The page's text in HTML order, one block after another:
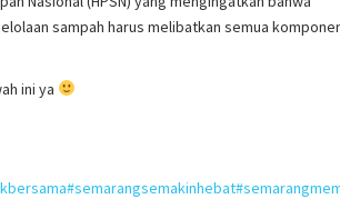
sampah harus melibatkan semua
ini ya
#semarangsemakinhebat